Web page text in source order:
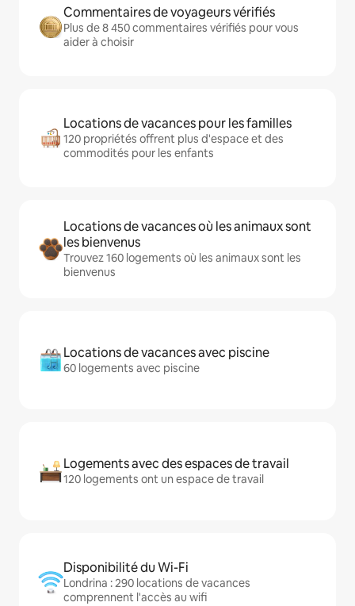
Commentaires de voyageurs vérifiés
Plus de 8 450 commentaires vérifiés pour vous
aider à choisir
Locations de vacances pour les familles
120 propriétés offrent plus d'espace et des
commodités pour les enfants
Locations de vacances où les animaux sont
les bienvenus
Trouvez 160 logements où les animaux sont les
bienvenus
Locations de vacances avec piscine
60 logements avec piscine
Logements avec des espaces de travail
120 logements ont un espace de travail
Disponibilité du Wi-Fi
Londrina : 290 locations de vacances
comprennent l'accès au wifi